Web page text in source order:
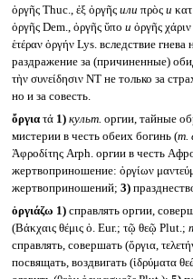
ὀργῆς Thuc., ἐξ ὀργῆς или πρὸς и
ὀργῆς Dem., ὀργῆς ὕπο и ὀργῆς
ἑτέραν ὀργήν Lys. вследствие
раздражение за (причиненные)
τὴν συνείδησιν NT не только за
но и за совесть.
ὄργια τά 1) культ. оргии, тайные
мистерии в честь обеих богинь (т.
Ἀφροδίτης Arph. оргии в честь
жертвоприношение: ὀργίων
жертвоприношений; 3)
ὀργιάζω 1)справлять оргии,
(Βάκχαις θέμις ὀ. Eur.; τῷ θεῷ Plut.;
справлять, совершать (ὄργια,
посвящать, воздвигать (ἱδρύματα